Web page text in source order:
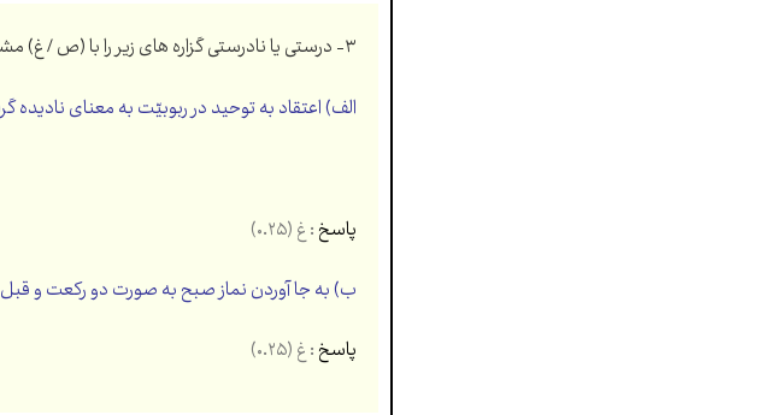
۳- درستی یا نادرستی گزاره های زیر را با (ص / غ) مشخص کنید.
الف) اعتقاد به توحید در ربوبیّت به معنای نادیده
پاسخ: غ (۰.۲۵)
ب) به جا آوردن نماز صبح به صورت دو رکعت و قبل
پاسخ: غ (۰.۲۵)